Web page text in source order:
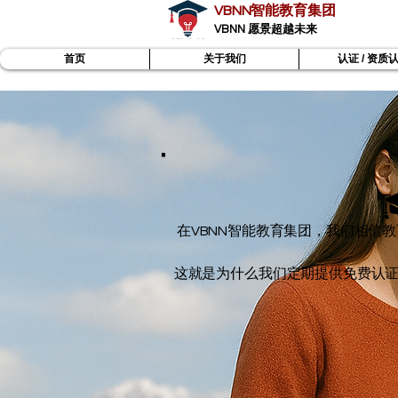
VBNN智能教育集团
VBNN 愿景超越未来
首页 关于我们 认证 / 资质
在VBNN智能教育集团，我们相信
这就是为什么我们定期提供免费认